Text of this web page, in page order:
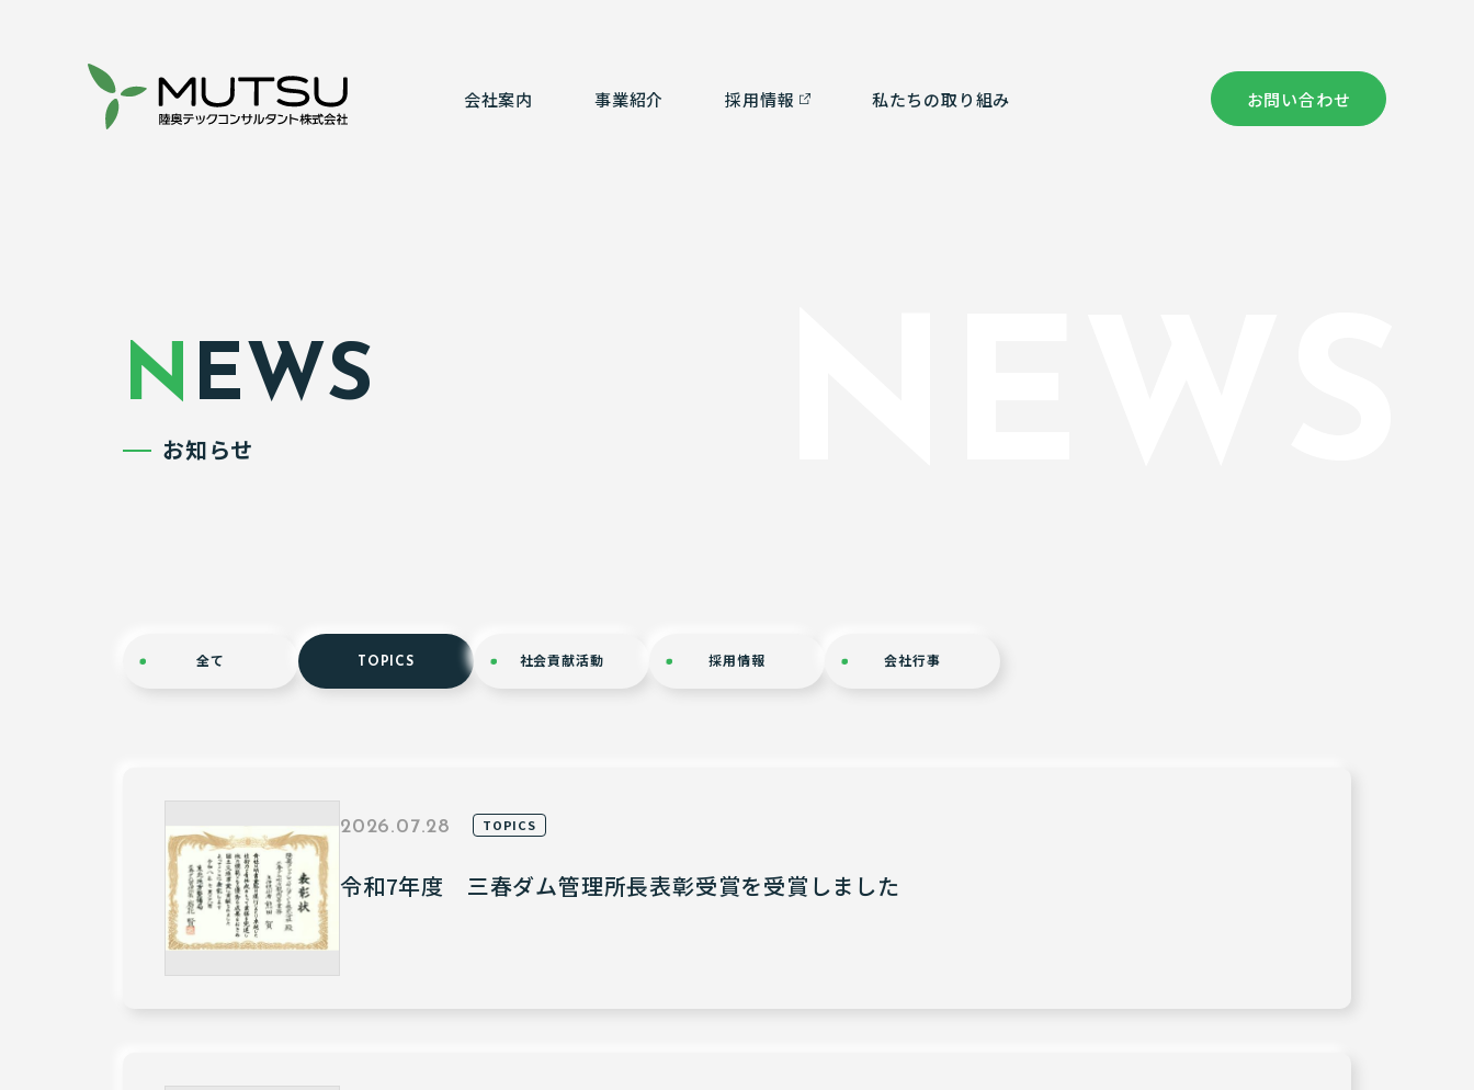
会社案内 事業紹介 採⽤情報 私たちの取り組み お問い合わせ
NEWS
お知らせ
全て TOPICS 社会貢献活動 採用情報 会社⾏事
2026.07.28 TOPICS
令和7年度 三春ダム管理所長表彰受賞を受賞しました